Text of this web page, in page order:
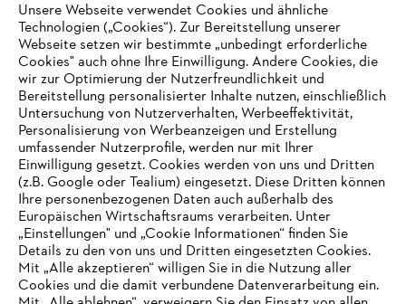
Zahlungsmöglichkeiten
Unternehmen
Online Shop
Unsere Webseite verwendet Cookies und ähnliche
Technologien („Cookies“). Zur Bereitstellung unserer
Webseite setzen wir bestimmte „unbedingt erforderliche
Cookies" auch ohne Ihre Einwilligung. Andere Cookies, die
wir zur Optimierung der Nutzerfreundlichkeit und
Bereitstellung personalisierter Inhalte nutzen, einschließlich
Untersuchung von Nutzerverhalten, Werbeeffektivität,
Personalisierung von Werbeanzeigen und Erstellung
umfassender Nutzerprofile, werden nur mit Ihrer
Einwilligung gesetzt. Cookies werden von uns und Dritten
(z.B. Google oder Tealium) eingesetzt. Diese Dritten können
Ihre personenbezogenen Daten auch außerhalb des
Europäischen Wirtschaftsraums verarbeiten. Unter
„Einstellungen" und „Cookie Informationen“ finden Sie
Details zu den von uns und Dritten eingesetzten Cookies.
Mit „Alle akzeptieren“ willigen Sie in die Nutzung aller
Cookies und die damit verbundene Datenverarbeitung ein.